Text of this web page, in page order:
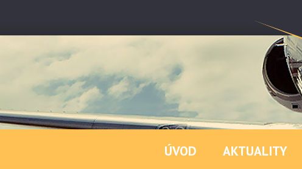
ÚVOD AKTUALITY